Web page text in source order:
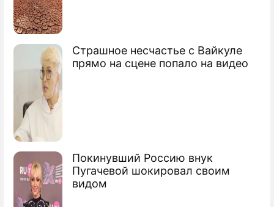
Страшное несчастье с Вайкуле
прямо на сцене попало на видео
Покинувший Россию внук
Пугачевой шокировал своим
видом